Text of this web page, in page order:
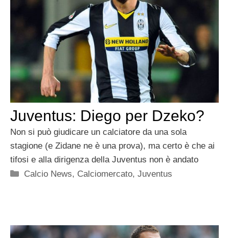
Juventus: Diego per Dzeko?
Non si può giudicare un calciatore da una sola
stagione (e Zidane ne è una prova), ma certo è che ai
tifosi e alla dirigenza della Juventus non è andato
Categorie
Calcio News, Calciomercato,Juventus